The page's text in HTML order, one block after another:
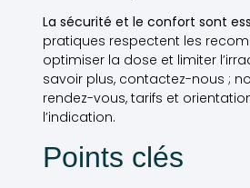
La sécurité et le confort sont
pratiques respectent les
optimiser la dose et limiter
savoir plus, contactez-nous ;
rendez-vous, tarifs et
l’indication.
Points clés